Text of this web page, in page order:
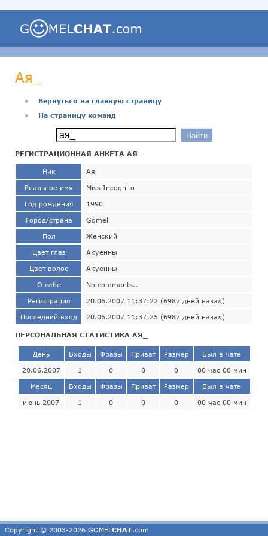
Ая_
●
Вернуться на главную страницу
●
На страницу команд
РЕГИСТРАЦИОННАЯ АНКЕТА АЯ_
Ник Ая_
Реальное имя Miss Incognito
Год рождения 1990
Город/страна Gomel
Пол Женский
Цвет глаз Акуенны
Цвет волос Акуенны
О себе No comments..
Регистрация 20.06.2007 11:37:22 (6987 дней назад)
Последний вход 20.06.2007 11:37:25 (6987 дней назад)
ПЕРСОНАЛЬНАЯ СТАТИСТИКА АЯ_
День Входы Фразы Приват Размер Был в чате
20.06.2007 1 0 0 0 00 час 00 мин
Месяц Входы Фразы Приват Размер Был в чате
июнь 2007 1 0 0 0 00 час 00 мин
Copyright © 2003-2026 GOMEL CHAT.com